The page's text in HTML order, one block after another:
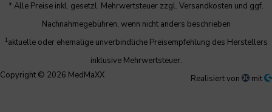
* Alle Preise inkl. gesetzl. Mehrwertsteuer zzgl. Versandkosten und ggf.
Nachnahmegebühren, wenn nicht anders beschrieben
1aktuelle oder ehemalige unverbindliche Preisempfehlung des Herstellers
inklusive Mehrwertsteuer.
Copyright © 2026 MedMaXX
Realisiert von mit